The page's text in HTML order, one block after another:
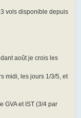
vols disponible depuis
août je crois les
midi, les jours 1/3/5, et
GVA et IST (3/4 par